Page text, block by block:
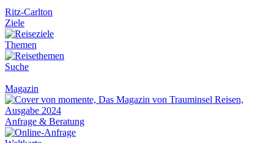
Ritz-Carlton
Ziele
Themen
Suche
Magazin
Anfrage & Beratung